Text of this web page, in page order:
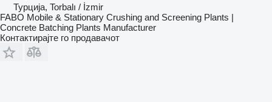
Турција, Torbalı / İzmir
FABO Mobile & Stationary Crushing and Screening Plants |
Concrete Batching Plants Manufacturer
Контактирајте го продавачот